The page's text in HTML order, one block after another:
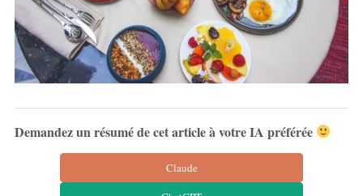
Demandez un résumé de cet article à votre IA préférée
Claude